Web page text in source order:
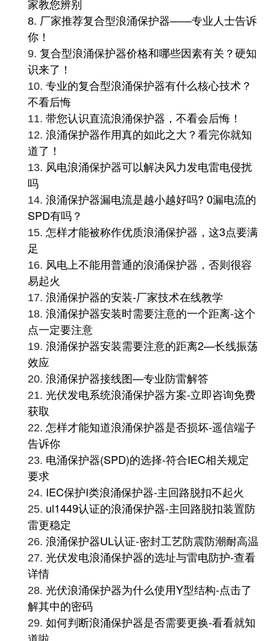
家教您辨别
8. 厂家推荐复合型浪涌保护器——专业人士告诉
你！
9. 复合型浪涌保护器价格和哪些因素有关？硬知
识来了！
10. 专业的复合型浪涌保护器有什么核心技术？
不看后悔
11. 带您认识直流浪涌保护器，不看会后悔！
12. 浪涌保护器作用真的如此之大？看完你就知
道了！
13. 风电浪涌保护器可以解决风力发电雷电侵扰
吗
14. 浪涌保护器漏电流是越小越好吗? 0漏电流的
SPD有吗？
15. 怎样才能被称作优质浪涌保护器，这3点要满
足
16. 风电上不能用普通的浪涌保护器，否则很容
易起火
17. 浪涌保护器的安装-厂家技术在线教学
18. 浪涌保护器安装时需要注意的一个距离-这个
点一定要注意
19. 浪涌保护器安装需要注意的距离2—长线振荡
效应
20. 浪涌保护器接线图—专业防雷解答
21. 光伏发电系统浪涌保护器方案-立即咨询免费
获取
22. 怎样才能知道浪涌保护器是否损坏-遥信端子
告诉你
23. 电涌保护器(SPD)的选择-符合IEC相关规定
要求
24. IEC保护I类浪涌保护器-主回路脱扣不起火
25. ul1449认证的浪涌保护器-主回路脱扣装置防
雷更稳定
26. 浪涌保护器UL认证-密封工艺防震防潮耐高温
27. 光伏发电浪涌保护器的选址与雷电防护-查看
详情
28. 光伏浪涌保护器为什么使用Y型结构-点击了
解其中的密码
29. 如何判断浪涌保护器是否需要更换-看看就知